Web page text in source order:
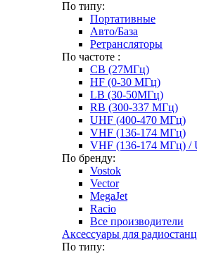
По типу:
Портативные
Авто/База
Ретрансляторы
По частоте :
CB (27МГц)
HF (0-30 МГц)
LB (30-50МГц)
RB (300-337 МГц)
UHF (400-470 МГц)
VHF (136-174 МГц)
VHF (136-174 МГц) /
По бренду:
Vostok
Vector
MegaJet
Racio
Все производители
Аксессуары для
По типу: